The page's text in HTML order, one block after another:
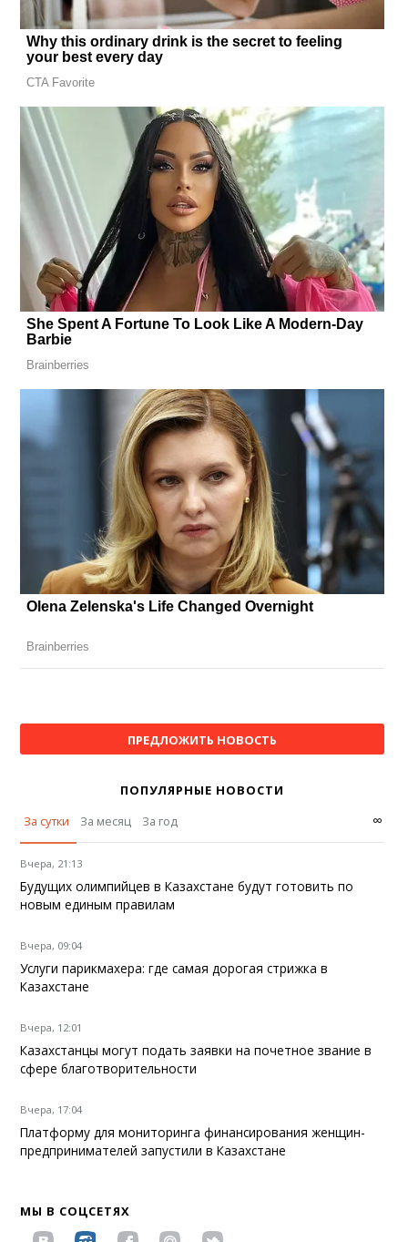
ПРЕДЛОЖИТЬ НОВОСТЬ
ПОПУЛЯРНЫЕ НОВОСТИ
За сутки
За месяц За год ∞
Вчера, 21:13
Будущих олимпийцев в Казахстане будут готовить по
новым единым правилам
Вчера, 09:04
Услуги парикмахера: где самая дорогая стрижка в
Казахстане
Вчера, 12:01
Казахстанцы могут подать заявки на почетное звание в
сфере благотворительности
Вчера, 17:04
Платформу для мониторинга финансирования женщин-
предпринимателей запустили в Казахстане
МЫ В СОЦСЕТЯХ